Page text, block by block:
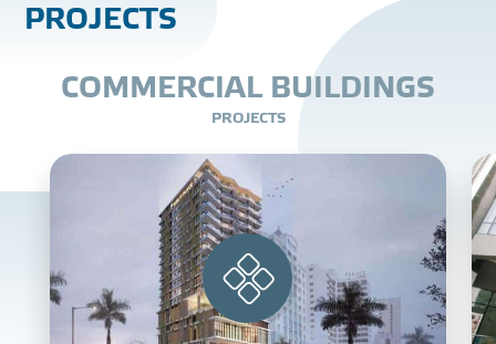
EXPORT
PROJECTS
COMMERCIAL BUILDINGS
PROJECTS